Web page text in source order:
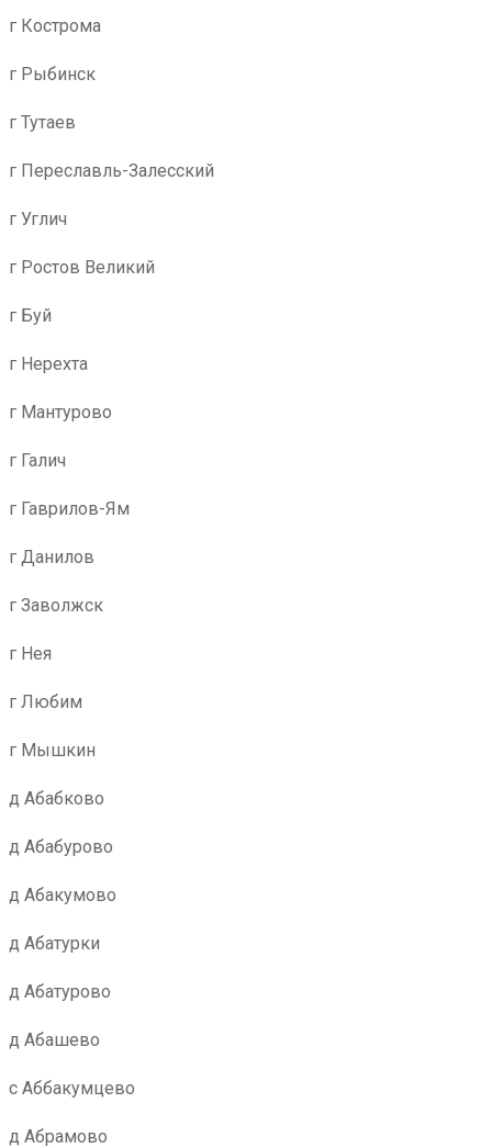
г Кострома
г Рыбинск
г Тутаев
г Переславль-Залесский
г Углич
г Ростов Великий
г Буй
г Нерехта
г Мантурово
г Галич
г Гаврилов-Ям
г Данилов
г Заволжск
г Нея
г Любим
г Мышкин
д Абабково
д Абабурово
д Абакумово
д Абатурки
д Абатурово
д Абашево
с Аббакумцево
д Абрамово